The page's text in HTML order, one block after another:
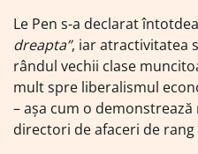
Le Pen s-a declarat
dreapta”, iar atractivitatea
rândul vechii clase
mult spre liberalismul
– așa cum o
directori de afaceri de rang